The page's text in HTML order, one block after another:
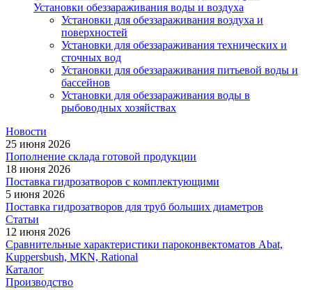
Установки обеззараживания воды и воздуха
Установки для обеззараживания воздуха и
поверхностей
Установки для обеззараживания технических и
сточных вод
Установки для обеззараживания питьевой воды и
бассейнов
Установки для обеззараживания воды в
рыбоводных хозяйствах
Новости
25 июня 2026
Пополнение склада готовой продукции
18 июня 2026
Поставка гидрозатворов с комплектующими
5 июня 2026
Поставка гидрозатворов для труб больших диаметров
Статьи
12 июня 2026
Сравнительные характеристики пароконвектоматов Abat,
Kuppersbush, МКN, Rational
Каталог
Производство